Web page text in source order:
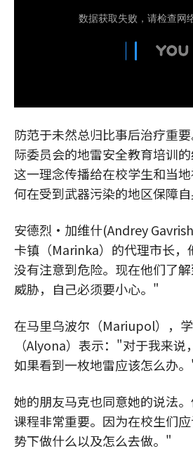
防范于未然总归比事后治疗重
际委员会的地雷安全教育培训
这一理念传播给在校学生和当
何在受到武器污染的地区保障自
安德烈·加维什(Andrey
卡镇（Marinka）的代理市长
没有注意到危险。现在他们了
威胁，自己必须要小心。"
在马里乌波尔（Mariupol），
（Alyona）表示："对于我来
如果看到一枚地雷应该怎么办
她的朋友马克也同意她的说法
课程非常重要。因为在校生们
势下做什么以及怎么去做。"